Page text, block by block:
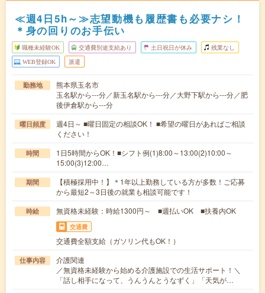
≪週4日5h～≫志望動機も履歴書も必要ナシ！
＊身の回りのお手伝い
職種未経験OK 交通費別途支給あり 土日祝日が休み 残業なし
WEB登録OK 派遣
勤務地
熊本県玉名市
玉名駅から---分／新玉名駅から---分／大野下駅から---分／肥
後伊倉駅から---分
曜日頻度
週4日～ ■曜日固定の相談OK！ ■希望の曜日があればご相談
ください！
時間
1日5時間からOK！■シフト例(1)8:00～13:00(2)10:00～
15:00(3)12:00…
期間
【積極採用中！】＊1年以上勤務している方が多数！ご応募
から最短2～3日後の就業も相談可能です！
時給 無資格未経験：時給1300円～ ■週払いOK ■扶養内OK
交通費
交通費全額支給（ガソリン代もOK！）
仕事内容
介護関連
／無資格未経験から始める介護施設での生活サポート！＼
「話し相手になって、うんうんとうなずく」「天気が…